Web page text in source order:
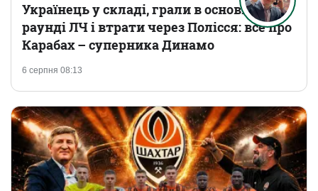
6 серпня 08:13
Українець у складі, грали в основному
раунді ЛЧ і втрати через Полісся: все про
Карабах – суперника Динамо